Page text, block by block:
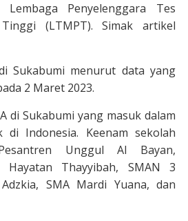
Penyelenggara Tes
(LTMPT). Simak artikel
Sukabumi menurut data yang
2 Maret 2023.
di Sukabumi yang masuk dalam
di Indonesia. Keenam sekolah
Unggul Al Bayan,
Hayatan Thayyibah, SMAN 3
SMA Mardi Yuana, dan